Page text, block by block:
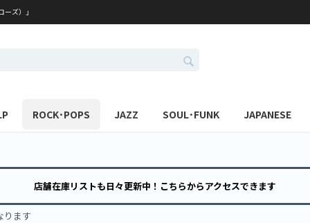
ズ）」
ROCK･POPS JAZZ SOUL･FUNK JAPANESE
店舗在庫リストも日々更新中！こちらからアクセスできます
ります